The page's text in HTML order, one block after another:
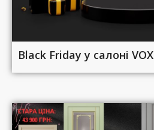
Black Friday у салоні VOX